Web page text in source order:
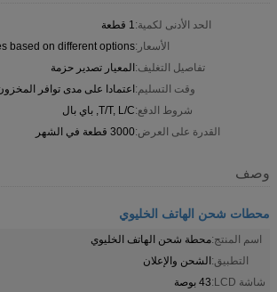
الحد الأدنى لكمية:1 قطعة
الأسعار:based on different options
تفاصيل التغليف:المعيار تصدير حزمة
وقت التسليم:اعتمادا على مدى توافر
شروط الدفع:T/T, L/C, باي بال
القدرة على العرض:3000 قطعة في الشهر
وصف
محطات شحن الهاتف الخليوي
اسم المنتج:محطة شحن الهاتف الخليوي
التطبيق:الشحن والإعلان
شاشة LCD:
43 بوصة